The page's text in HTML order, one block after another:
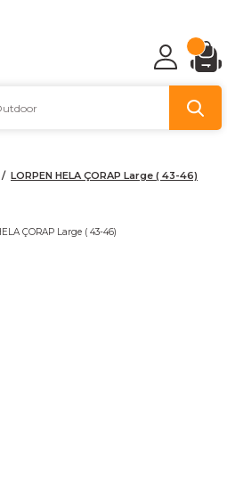
LORPEN HELA ÇORAP Large ( 43-46)